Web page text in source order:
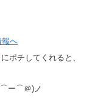
チしてくれると、
⌒ー⌒＠)ノ